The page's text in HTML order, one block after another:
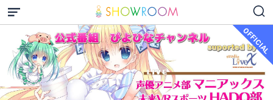
OFFICIAL